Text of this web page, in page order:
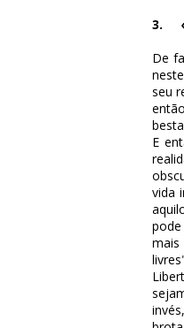
3.
De
seu
E
vida
mais